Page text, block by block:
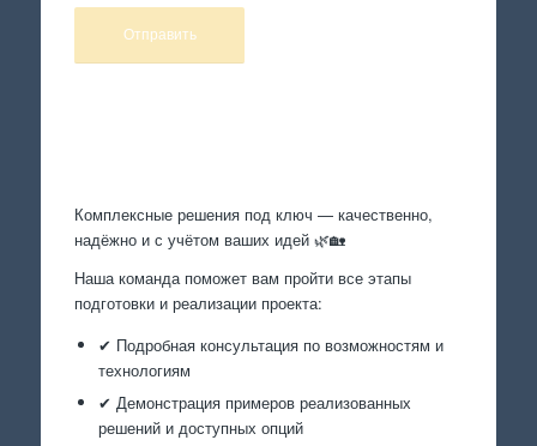
Комплексные решения под ключ — качественно,
надёжно и с учётом ваших идей 🌿🏡
Наша команда поможет вам пройти все этапы
подготовки и реализации проекта:
✔ Подробная консультация по возможностям и
технологиям
✔ Демонстрация примеров реализованных
решений и доступных опций